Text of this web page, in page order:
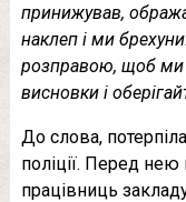
принижував,
наклеп і ми
розправою, щоб ми
висновки і
До слова,
поліції. Перед
працівниць